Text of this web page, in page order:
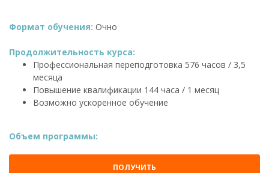
Формат обучения: Очно
Продолжительность курса:
Профессиональная переподготовка 576 часов / 3,5
месяца
Повышение квалификации 144 часа / 1 месяц
Возможно ускоренное обучение
Объем программы:
ПОЛУЧИТЬ